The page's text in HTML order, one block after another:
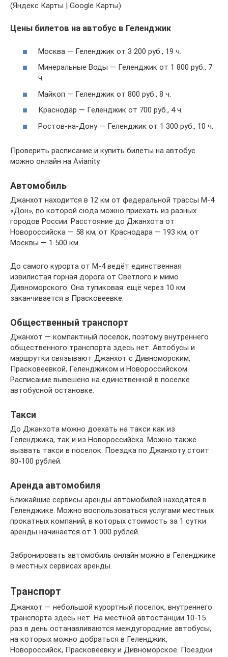
(Яндекс Карты | Google Карты).
Цены билетов на автобус в Геленджик
Москва — Геленджик от 3 200 руб., 19 ч.
Минеральные Воды — Геленджик от 1 800 руб., 7
ч.
Майкоп — Геленджик от 800 руб., 8 ч.
Краснодар — Геленджик от 700 руб., 4 ч.
Ростов-на-Дону — Геленджик от 1 300 руб., 10 ч.
Проверить расписание и купить билеты на автобус
можно онлайн на Avianity.
Автомобиль
Джанхот находится в 12 км от федеральной трассы М-4
«Дон», по которой сюда можно приехать из разных
городов России. Расстояние до Джанхота от
Новороссийска — 58 км, от Краснодара — 193 км, от
Москвы — 1 500 км.
До самого курорта от М-4 ведёт единственная
извилистая горная дорога от Светлого и мимо
Дивноморского. Она тупиковая: ещё через 10 км
заканчивается в Прасковеевке.
Общественный транспорт
Джанхот — компактный поселок, поэтому внутреннего
общественного транспорта здесь нет. Автобусы и
маршрутки связывают Джанхот с Дивноморским,
Прасковеевкой, Геленджиком и Новороссийском.
Расписание вывешено на единственной в поселке
автобусной остановке.
Такси
До Джанхота можно доехать на такси как из
Геленджика, так и из Новороссийска. Можно также
вызвать такси в поселок. Поездка по Джанхоту стоит
80-100 рублей.
Аренда автомобиля
Ближайшие сервисы аренды автомобилей находятся в
Геленджике. Можно воспользоваться услугами местных
прокатных компаний, в которых стоимость за 1 сутки
аренды начинается от 1 000 рублей.
Забронировать автомобиль онлайн можно в Геленджике
в местных сервисах аренды.
Транспорт
Джанхот — небольшой курортный поселок, внутреннего
транспорта здесь нет. На местной автостанции 10-15
раз в день останавливаются междугородние автобусы,
на которых можно добраться в Геленджик,
Новороссийск, Прасковеевку и Дивноморское. Поездки